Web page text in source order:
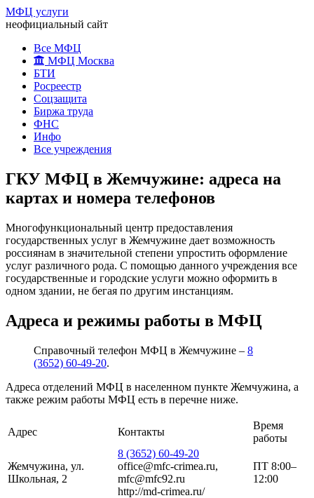
МФЦ услуги
неофициальный сайт
Все МФЦ
МФЦ Москва
БТИ
Росреестр
Соцзащита
Биржа труда
ФНС
Инфо
Все учреждения
ГКУ МФЦ в Жемчужине: адреса на
картах и номера телефонов
Многофункциональный центр предоставления
государственных услуг в Жемчужине дает возможность
россиянам в значительной степени упростить оформление
услуг различного рода. С помощью данного учреждения все
государственные и городские услуги можно оформить в
одном здании, не бегая по другим инстанциям.
Адреса и режимы работы в МФЦ
Справочный телефон МФЦ в Жемчужине – 8
(3652) 60-49-20.
Адреса отделений МФЦ в населенном пункте Жемчужина, а
также режим работы МФЦ есть в перечне ниже.
Адрес Контакты
Время
работы
Жемчужина, ул.
Школьная, 2
8 (3652) 60-49-20
office@mfc-crimea.ru,
mfc@mfc92.ru
http://md-crimea.ru/
ПТ 8:00–
12:00